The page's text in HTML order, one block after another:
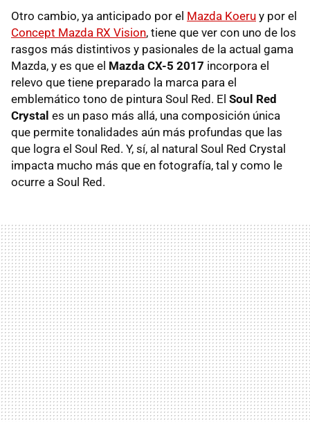
Otro cambio, ya anticipado por el Mazda Koeru y por el
Concept Mazda RX Vision, tiene que ver con uno de los
rasgos más distintivos y pasionales de la actual gama
Mazda, y es que el Mazda CX-5 2017 incorpora el
relevo que tiene preparado la marca para el
emblemático tono de pintura Soul Red. El Soul Red
Crystal es un paso más allá, una composición única
que permite tonalidades aún más profundas que las
que logra el Soul Red. Y, sí, al natural Soul Red Crystal
impacta mucho más que en fotografía, tal y como le
ocurre a Soul Red.